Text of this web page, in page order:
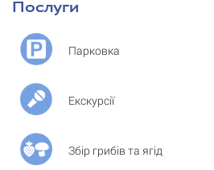
Послуги
Парковка
Екскурсії
Збір грибів та ягід